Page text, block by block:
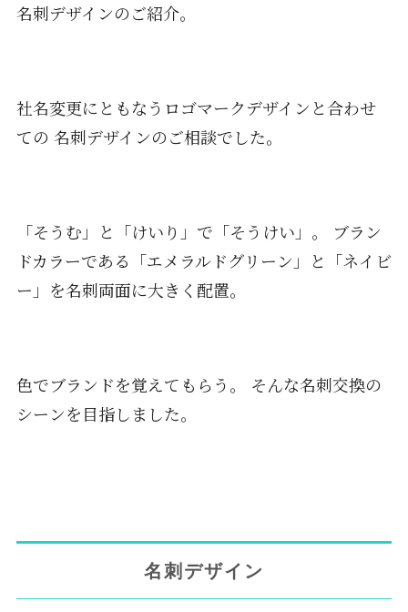
名刺デザインのご紹介。
社名変更にともなうロゴマークデザインと合わせ
ての 名刺デザインのご相談でした。
「そうむ」と「けいり」で「そうけい」。 ブラン
ドカラーである「エメラルドグリーン」と「ネイビ
ー」を名刺両面に大きく配置。
色でブランドを覚えてもらう。 そんな名刺交換の
シーンを目指しました。
名刺デザイン